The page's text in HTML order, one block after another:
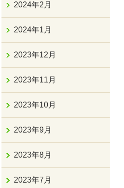
2024年2月
2024年1月
2023年12月
2023年11月
2023年10月
2023年9月
2023年8月
2023年7月